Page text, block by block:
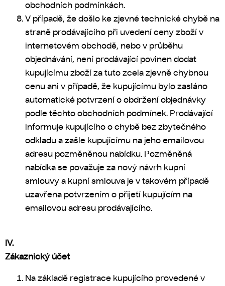
obchodních podmínkách.
V případě, že došlo ke zjevné technické chybě na
straně prodávajícího při uvedení ceny zboží v
internetovém obchodě, nebo v průběhu
objednávání, není prodávající povinen dodat
kupujícímu zboží za tuto zcela zjevně chybnou
cenu ani v případě, že kupujícímu bylo zasláno
automatické potvrzení o obdržení objednávky
podle těchto obchodních podmínek. Prodávající
informuje kupujícího o chybě bez zbytečného
odkladu a zašle kupujícímu na jeho emailovou
adresu pozměněnou nabídku. Pozměněná
nabídka se považuje za nový návrh kupní
smlouvy a kupní smlouva je v takovém případě
uzavřena potvrzením o přijetí kupujícím na
emailovou adresu prodávajícího.
IV.
Zákaznický účet
Na základě registrace kupujícího provedené v